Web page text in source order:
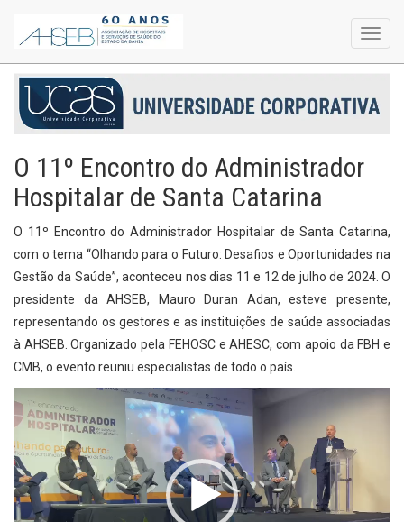
O 11º Encontro do Administrador
Hospitalar de Santa Catarina
O 11º Encontro do Administrador Hospitalar de Santa Catarina,
com o tema “Olhando para o Futuro: Desafios e Oportunidades na
Gestão da Saúde”, aconteceu nos dias 11 e 12 de julho de 2024. O
presidente da AHSEB, Mauro Duran Adan, esteve presente,
representando os gestores e as instituições de saúde associadas
à AHSEB. Organizado pela FEHOSC e AHESC, com apoio da FBH e
CMB, o evento reuniu especialistas de todo o país.
de
vídeo